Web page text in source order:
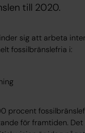
till 2020.
sig att arbeta
fossilbränslefria i:
procent
för framtiden. Det